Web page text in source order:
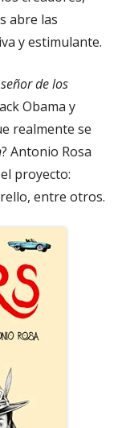
abre las
y estimulante.
de los
Obama y
realmente se
? Antonio Rosa
proyecto:
entre otros.